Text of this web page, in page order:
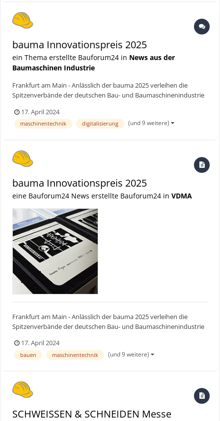
bauma Innovationspreis 2025
ein Thema erstellte Bauforum24 in News aus der
Baumaschinen Industrie
Frankfurt am Main - Anlässlich der bauma 2025 verleihen die
Spitzenverbände der deutschen Bau- und Baumaschinenindustrie
bauma Innovationspreis. Bauforum24 Artikel (24.10.2022): bauma
Innovationspreis 2022 bauma Innovationspreis...
17. April 2024
maschinentechnik digitalisierung (und 9 weitere)
bauma Innovationspreis 2025
eine Bauforum24 News erstellte Bauforum24 in VDMA
Frankfurt am Main - Anlässlich der bauma 2025 verleihen die
Spitzenverbände der deutschen Bau- und Baumaschinenindustrie
bauma Innovationspreis. Bauforum24 Artikel (24.10.2022): bauma
Innovationspreis 2022 bauma Innovationspreis...
17. April 2024
bauen maschinentechnik (und 9 weitere)
SCHWEISSEN & SCHNEIDEN Messe